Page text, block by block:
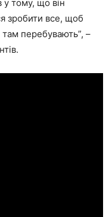
у тому, що він
зробити все, щоб
перебувають”, –